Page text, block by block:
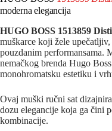
moderna elegancija
HUGO BOSS 1513859
muškarce koji žele
pouzdanim performansama.
nemačkog brenda Hugo
monohromatsku estetiku i
Ovaj muški ručni sat
dozu elegancije koja ga čini
kombinacije.